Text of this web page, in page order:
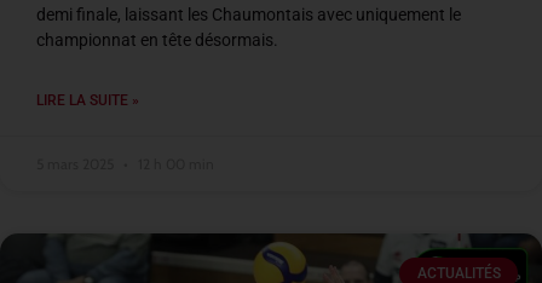
demi finale, laissant les Chaumontais avec uniquement le
championnat en tête désormais.
LIRE LA SUITE »
ACTUALITÉS